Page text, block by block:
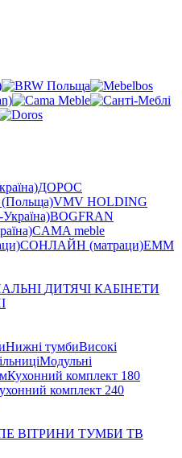
ДОРОС
VMV HOLDING
BOGFRAN
CAMA meble
СОНЛАЙН (матраци)EMM
ДИТЯЧІ КАБІНЕТИ
Нижні тумбиВисокі
Модульні
Кухонний комплект 180
комплект 240
ВІТРИНИ ТУМБИ ТВ